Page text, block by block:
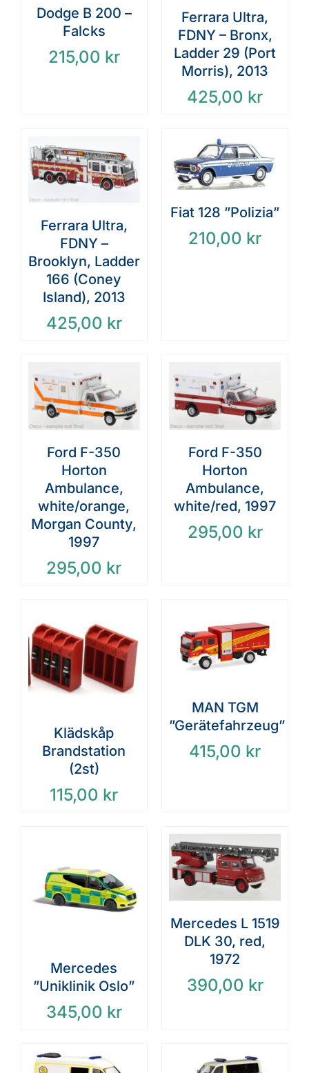
Dodge B 200 –
Falcks
215,00 kr
Ferrara Ultra,
FDNY – Bronx,
Ladder 29 (Port
Morris), 2013
425,00 kr
Ferrara Ultra,
FDNY –
Brooklyn, Ladder
166 (Coney
Island), 2013
425,00 kr
Fiat 128 ”Polizia”
210,00 kr
Ford F-350
Horton
Ambulance,
white/orange,
Morgan County,
1997
295,00 kr
Ford F-350
Horton
Ambulance,
white/red, 1997
295,00 kr
Klädskåp
Brandstation
(2st)
115,00 kr
MAN TGM
”Gerätefahrzeug”
415,00 kr
Mercedes
”Uniklinik Oslo”
345,00 kr
Mercedes L 1519
DLK 30, red,
1972
390,00 kr